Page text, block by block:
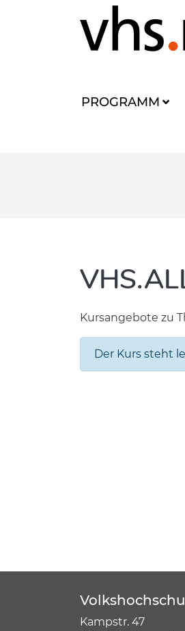
PROGRAMM
Kursangebote zu
Der Kurs steht
Kampstr. 47